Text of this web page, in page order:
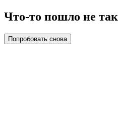
Что-то пошло не так
Попробовать снова